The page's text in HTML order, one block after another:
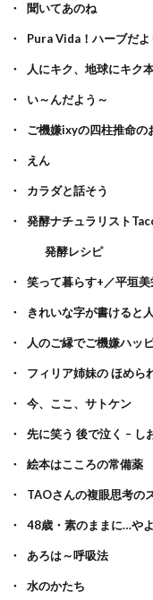
聞いてあのね
Pura Vida！ハーブだ
人にキク、地球にキク
い～んだよう～
ご機嫌ixyの四柱推命の
えん
カラダと話そう
発酵ナチュラリスト
発酵レシピ
笑って暮らす+／平垣美
きれいな字が書けると
人のご縁でご機嫌ハッ
フィリア姉妹の ほめら
今、ここ、サトケン
先に笑う 後で泣く – し
絵本はこころの常備薬
TAOさんの複眼思考の
48歳・素のままに…や
あろは～呼吸法
水のかたち